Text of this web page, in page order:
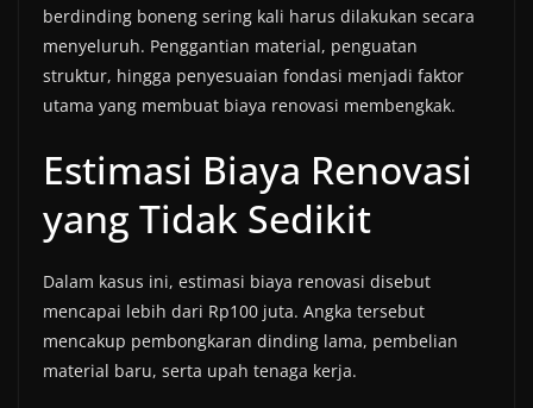
berdinding boneng sering kali harus dilakukan secara
menyeluruh. Penggantian material, penguatan
struktur, hingga penyesuaian fondasi menjadi faktor
utama yang membuat biaya renovasi membengkak.
Estimasi Biaya Renovasi
yang Tidak Sedikit
Dalam kasus ini, estimasi biaya renovasi disebut
mencapai lebih dari Rp100 juta. Angka tersebut
mencakup pembongkaran dinding lama, pembelian
material baru, serta upah tenaga kerja.